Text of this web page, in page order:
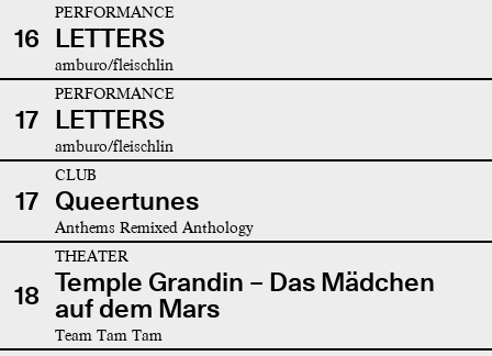
16
PERFORMANCE
LETTERS
amburo/fleischlin
17
PERFORMANCE
LETTERS
amburo/fleischlin
17
CLUB
Queertunes
Anthems Remixed Anthology
18
THEATER
Temple Grandin – Das Mädchen
auf dem Mars
Team Tam Tam